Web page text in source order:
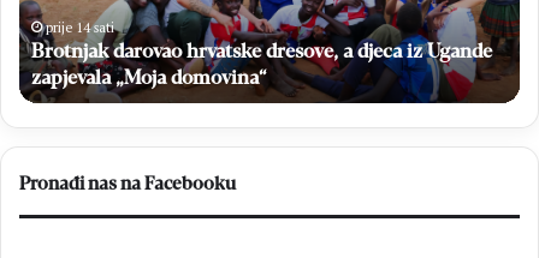
Mladifesta
na
Križevcu
prije 15 sati
Fra Zvonimir Pavičić predslavio završnu misu 37.
Mladifesta na Križevcu
i
Pronađi nas na Facebooku